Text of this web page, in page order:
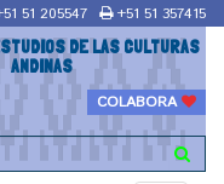
51 205547 +51 51 357415
DE LAS CULTURAS
ANDINAS
COLABORA